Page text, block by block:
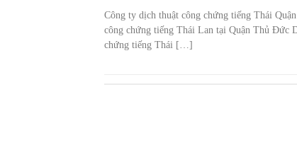
Công ty dịch thuật công chứng tiếng Thái
công chứng tiếng Thái Lan tại Quận Thủ Đức
chứng tiếng Thái […]